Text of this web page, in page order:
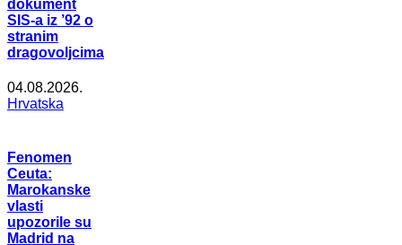
dokument
SIS-a iz ’92 o
stranim
dragovoljcima
04.08.2026.
Hrvatska
Fenomen
Ceuta:
Marokanske
vlasti
upozorile su
Madrid na